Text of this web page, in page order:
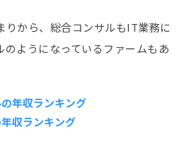
りから、総合コンサルもIT業務に
ようになっているファームもあ
年収ランキング
収ランキング